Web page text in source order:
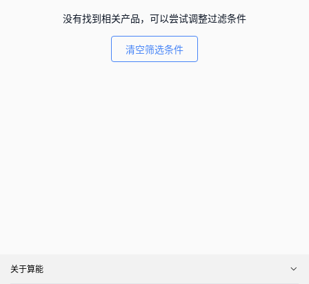
没有找到相关产品，可以尝试调整过滤条件
清空筛选条件
关于算能